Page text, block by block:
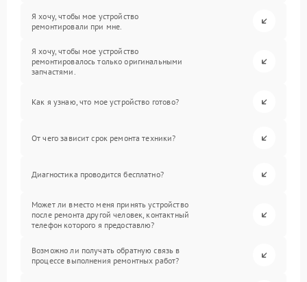
Я хочу, чтобы мое устройство
ремонтировали при мне.
Я хочу, чтобы мое устройство
ремонтировалось только оригинальными
запчастями.
Как я узнаю, что мое устройство готово?
От чего зависит срок ремонта техники?
Диагностика проводится бесплатно?
Может ли вместо меня принять устройство
после ремонта другой человек, контактный
телефон которого я предоставлю?
Возможно ли получать обратную связь в
процессе выполнения ремонтных работ?